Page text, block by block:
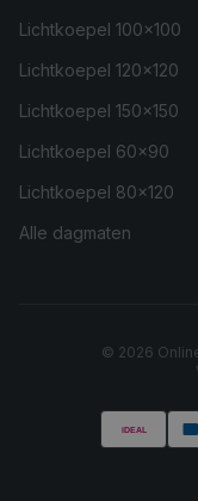
Lichtkoepel 100×100
Lichtkoepel 120×120
Lichtkoepel 150×150
Lichtkoepel 60×90
Lichtkoepel 80×120
Alle dagmaten
© 2026
iDEAL